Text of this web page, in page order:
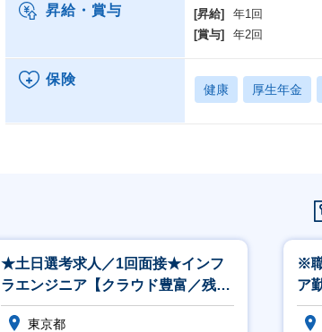
昇給・賞与 [昇給]
年1回
[賞与]
年2回
保険
健康 厚生年金
★土日選考求人／1回面接★インフ
ラエンジニア【クラウド豊富／残業
11h／在宅可／創業以来黒字】
東京都
※
ア